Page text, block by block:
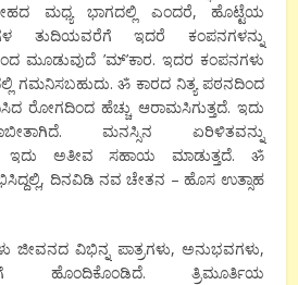
ಮಧ್ಯ ಭಾಗದಲ್ಲಿ ಎಂದರೆ, ಹೊಟ್ಟೆಯ
ತುದಿಯವರೆಗೆ ಇದರೆ ಕಂಪನಗಳನ್ನು
ಮೂಡುವುದೆ ’ಮ್’ಕಾರ. ಇದರ ಕಂಪನಗಳು
ಗಮನಿಸಬಹುದು. ॐ ಕಾರದ ನಿತ್ಯ ಪಠನದಿಂದ
ರೋಗದಿಂದ ಹೆಚ್ಚು ಆರಾಮಸಿಗುತ್ತದೆ. ಇದು
ಮನಸ್ಸಿನ ಏರಿಳಿತವನ್ನು
ಇದು ಅತೀವ ಸಹಾಯ ಮಾಡುತ್ತದೆ. ॐ
ದಿನವಿಡಿ ನವ ಚೇತನ – ಹೊಸ ಉತ್ಸಾಹ
ಜೀವನದ ವಿಭಿನ್ನ ಪಾತ್ರಗಳು, ಅನುಭವಗಳು,
ಹೊಂದಿಕೊಂಡಿದೆ. ತ್ರಿಮೂರ್ತಿಯ